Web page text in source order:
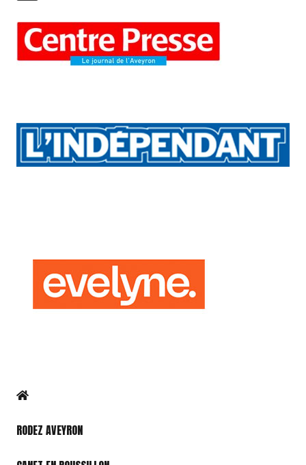
RODEZ AVEYRON